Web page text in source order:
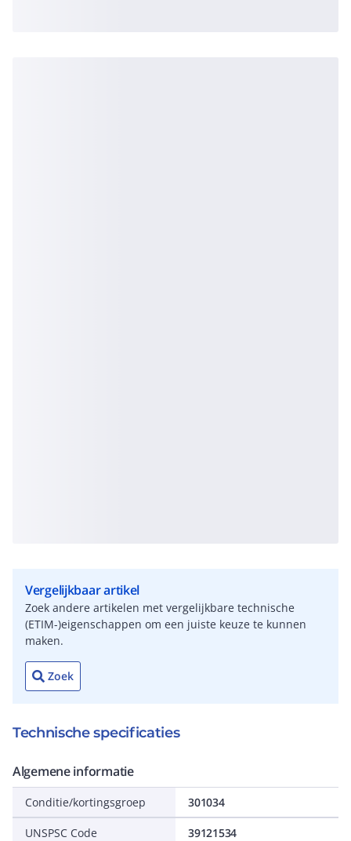
Vergelijkbaar artikel
Zoek andere artikelen met vergelijkbare technische
(ETIM-)eigenschappen om een juiste keuze te kunnen
maken.
Zoek
Technische specificaties
Algemene informatie
Conditie/kortingsgroep 301034
UNSPSC Code 39121534